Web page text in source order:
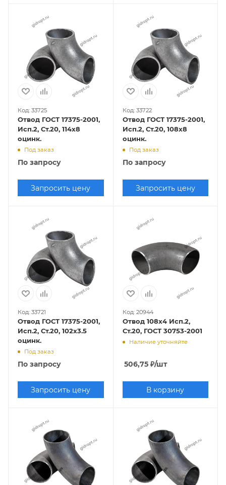
Код: 33725
Отвод ГОСТ 17375-2001,
Исп.2, Ст.20, 114х8
оцинк.
Под заказ
По запросу
Запросить цену
Код: 33722
Отвод ГОСТ 17375-2001,
Исп.2, Ст.20, 108х8
оцинк.
Под заказ
По запросу
Запросить цену
Код: 33721
Отвод ГОСТ 17375-2001,
Исп.2, Ст.20, 102х3.5
оцинк.
Под заказ
По запросу
Запросить цену
Код: 20944
Отвод 108х4 Исп.2,
Ст.20, ГОСТ 30753-2001
Наличие уточняйте
506,75₽/шт
В корзину